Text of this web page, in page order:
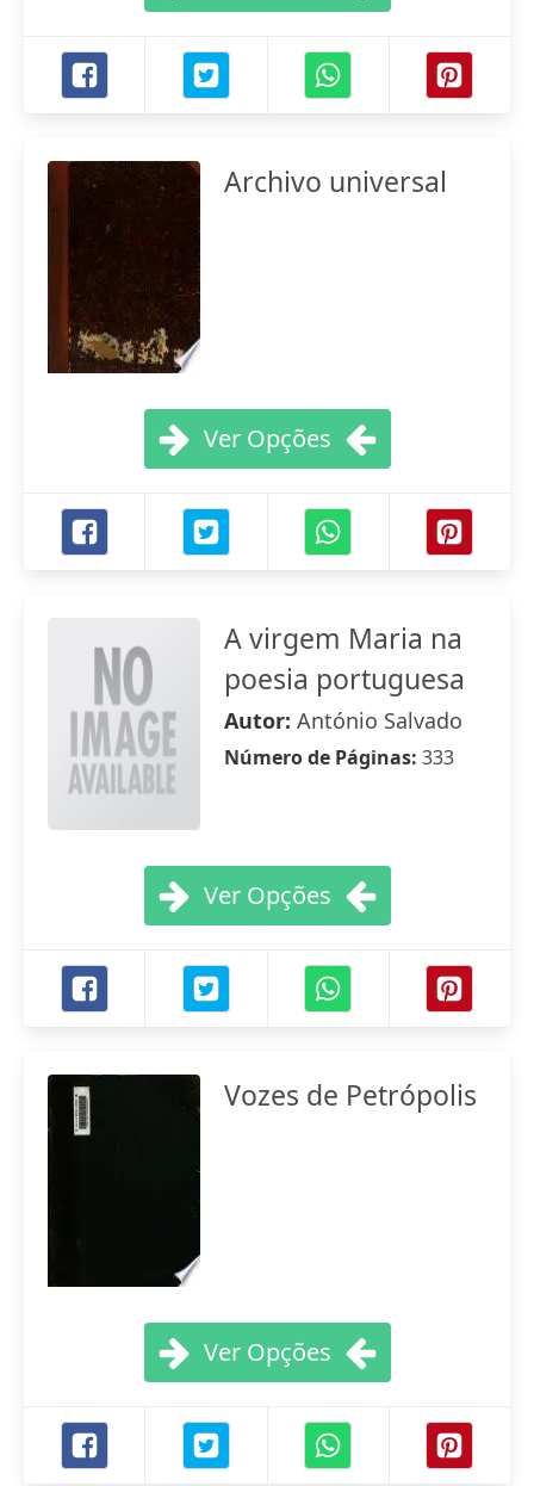
Archivo universal
Ver Opções
A virgem Maria na
poesia portuguesa
Autor: António Salvado
Número de Páginas: 333
Ver Opções
Vozes de Petrópolis
Ver Opções